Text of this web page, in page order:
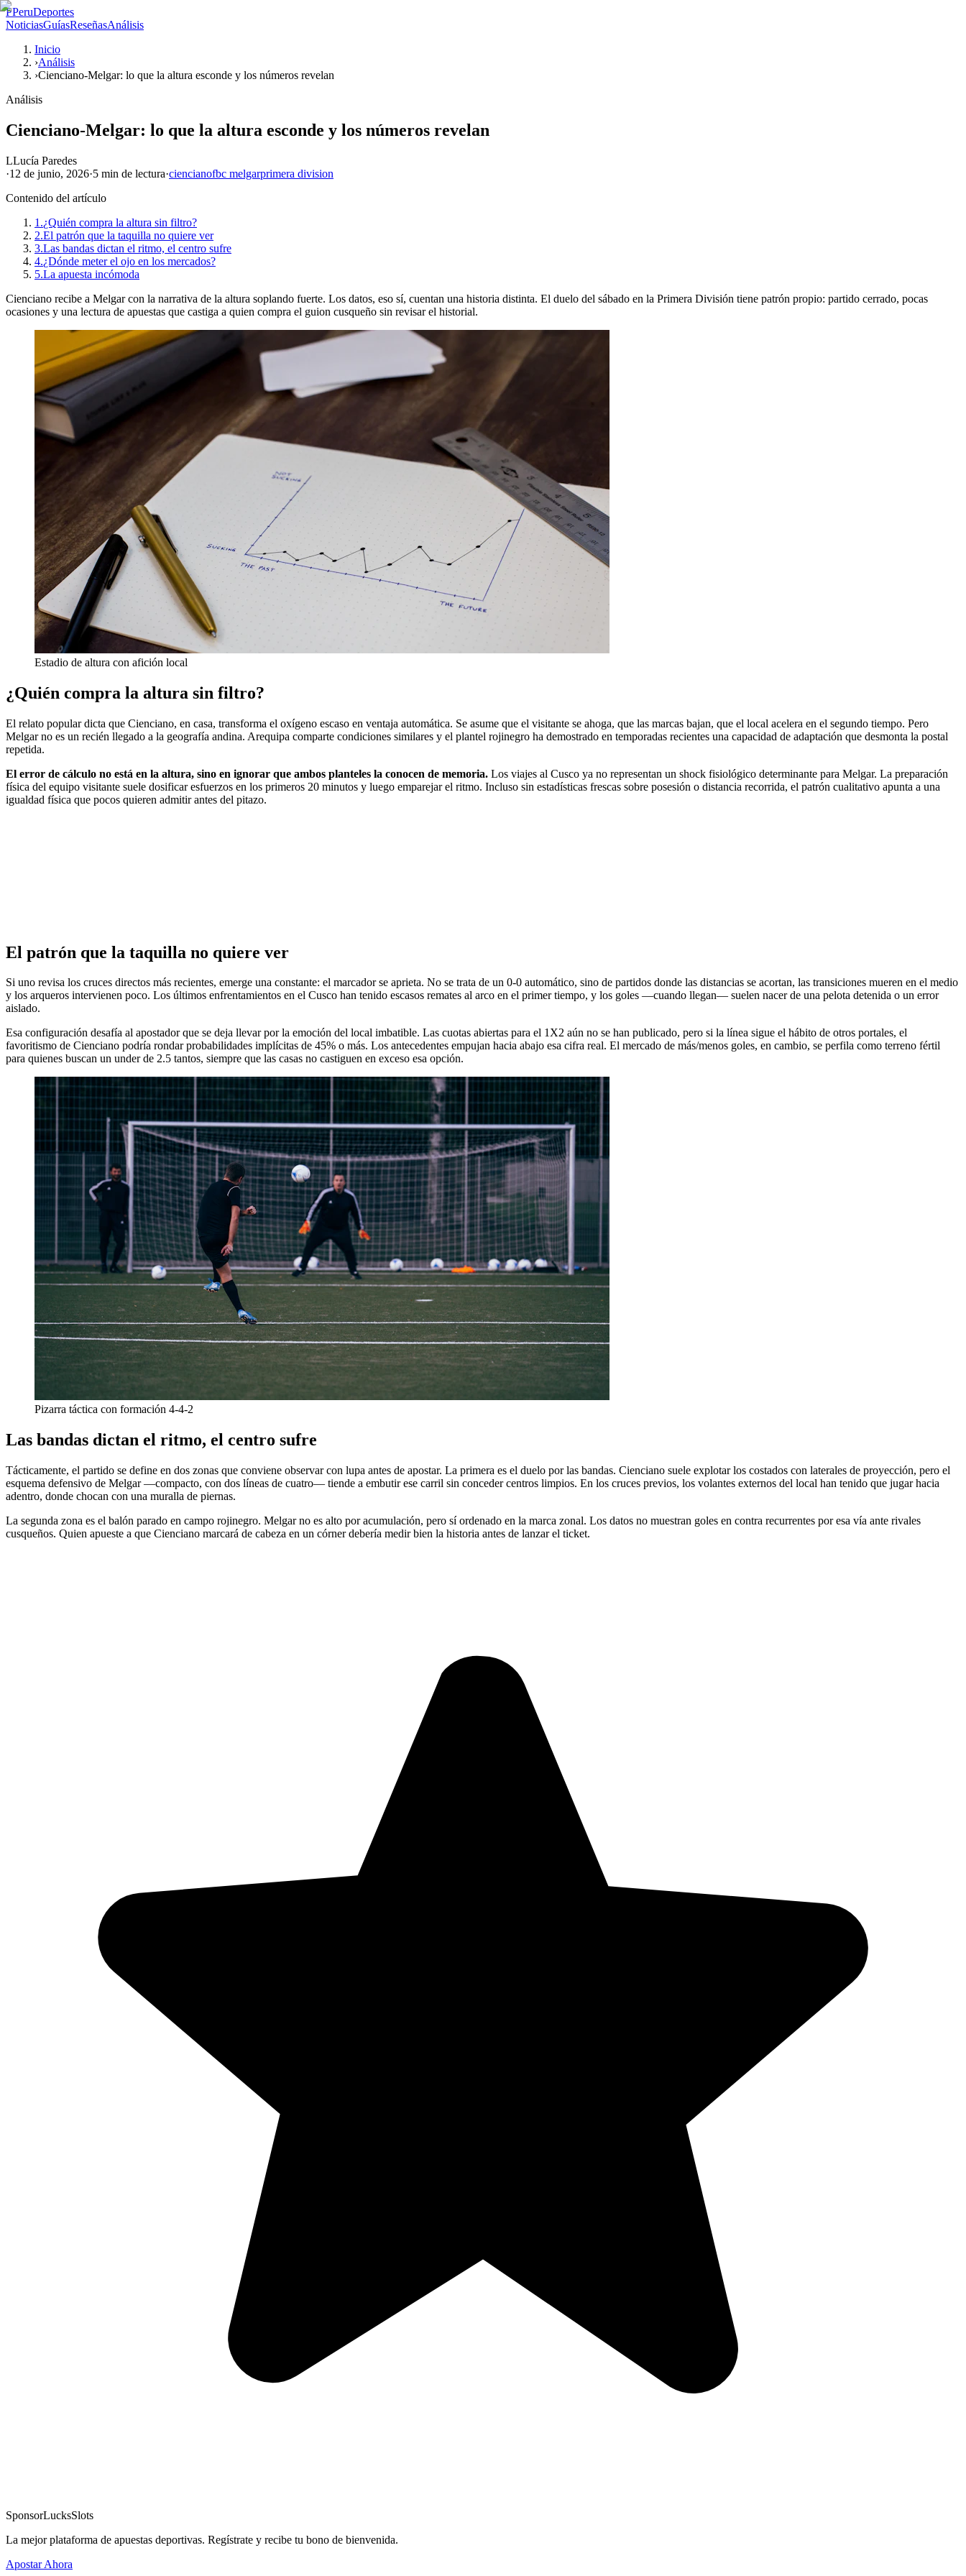
PPeruDeportes
NoticiasGuíasReseñasAnálisis
Inicio
›Análisis
›Cienciano-Melgar: lo que la altura esconde y los números revelan
Análisis
Cienciano-Melgar: lo que la altura esconde y los números revelan
LLucía Paredes
·12 de junio, 2026·5 min de lectura·ciencianofbc melgarprimera division
Contenido del artículo
1.¿Quién compra la altura sin filtro?
2.El patrón que la taquilla no quiere ver
3.Las bandas dictan el ritmo, el centro sufre
4.¿Dónde meter el ojo en los mercados?
5.La apuesta incómoda
Cienciano recibe a Melgar con la narrativa de la altura soplando fuerte. Los datos, eso sí, cuentan una historia distinta. El duelo del sábado en la Primera División tiene patrón propio: partido cerrado, pocas
ocasiones y una lectura de apuestas que castiga a quien compra el guion cusqueño sin revisar el historial.
Estadio de altura con afición local
¿Quién compra la altura sin filtro?
El relato popular dicta que Cienciano, en casa, transforma el oxígeno escaso en ventaja automática. Se asume que el visitante se ahoga, que las marcas bajan, que el local acelera en el segundo tiempo. Pero
Melgar no es un recién llegado a la geografía andina. Arequipa comparte condiciones similares y el plantel rojinegro ha demostrado en temporadas recientes una capacidad de adaptación que desmonta la postal
repetida.
El error de cálculo no está en la altura, sino en ignorar que ambos planteles la conocen de memoria. Los viajes al Cusco ya no representan un shock fisiológico determinante para Melgar. La preparación
física del equipo visitante suele dosificar esfuerzos en los primeros 20 minutos y luego emparejar el ritmo. Incluso sin estadísticas frescas sobre posesión o distancia recorrida, el patrón cualitativo apunta a una
igualdad física que pocos quieren admitir antes del pitazo.
El patrón que la taquilla no quiere ver
Si uno revisa los cruces directos más recientes, emerge una constante: el marcador se aprieta. No se trata de un 0-0 automático, sino de partidos donde las distancias se acortan, las transiciones mueren en el medio
y los arqueros intervienen poco. Los últimos enfrentamientos en el Cusco han tenido escasos remates al arco en el primer tiempo, y los goles —cuando llegan— suelen nacer de una pelota detenida o un error
aislado.
Esa configuración desafía al apostador que se deja llevar por la emoción del local imbatible. Las cuotas abiertas para el 1X2 aún no se han publicado, pero si la línea sigue el hábito de otros portales, el
favoritismo de Cienciano podría rondar probabilidades implícitas de 45% o más. Los antecedentes empujan hacia abajo esa cifra real. El mercado de más/menos goles, en cambio, se perfila como terreno fértil
para quienes buscan un under de 2.5 tantos, siempre que las casas no castiguen en exceso esa opción.
Pizarra táctica con formación 4-4-2
Las bandas dictan el ritmo, el centro sufre
Tácticamente, el partido se define en dos zonas que conviene observar con lupa antes de apostar. La primera es el duelo por las bandas. Cienciano suele explotar los costados con laterales de proyección, pero el
esquema defensivo de Melgar —compacto, con dos líneas de cuatro— tiende a embutir ese carril sin conceder centros limpios. En los cruces previos, los volantes externos del local han tenido que jugar hacia
adentro, donde chocan con una muralla de piernas.
La segunda zona es el balón parado en campo rojinegro. Melgar no es alto por acumulación, pero sí ordenado en la marca zonal. Los datos no muestran goles en contra recurrentes por esa vía ante rivales
cusqueños. Quien apueste a que Cienciano marcará de cabeza en un córner debería medir bien la historia antes de lanzar el ticket.
SponsorLucksSlots
La mejor plataforma de apuestas deportivas. Regístrate y recibe tu bono de bienvenida.
Apostar Ahora